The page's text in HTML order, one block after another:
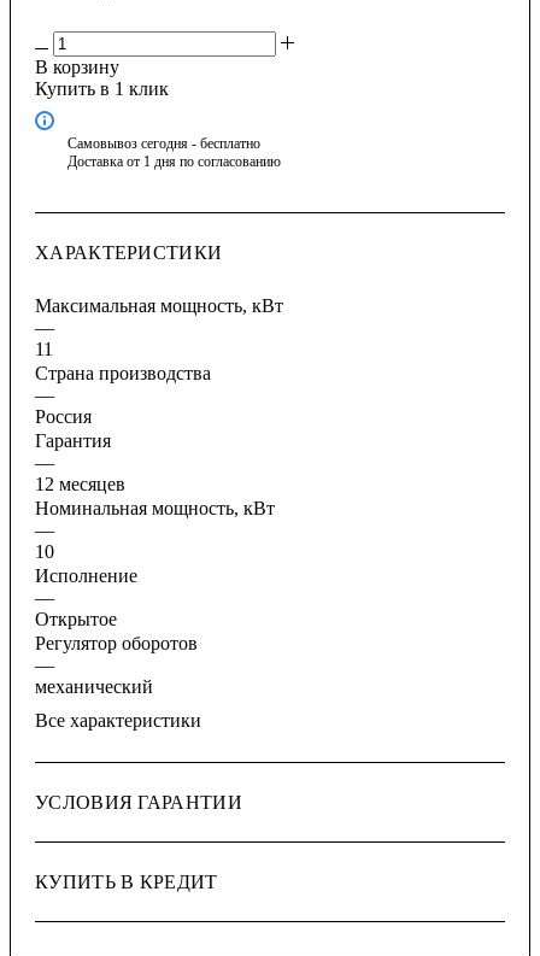
В корзину
Купить в 1 клик
Самовывоз сегодня - бесплатно
Доставка от 1 дня по согласованию
ХАРАКТЕРИСТИКИ
Максимальная мощность, кВт
—
11
Страна производства
—
Россия
Гарантия
—
12 месяцев
Номинальная мощность, кВт
—
10
Исполнение
—
Открытое
Регулятор оборотов
—
механический
Все характеристики
УСЛОВИЯ ГАРАНТИИ
КУПИТЬ В КРЕДИТ